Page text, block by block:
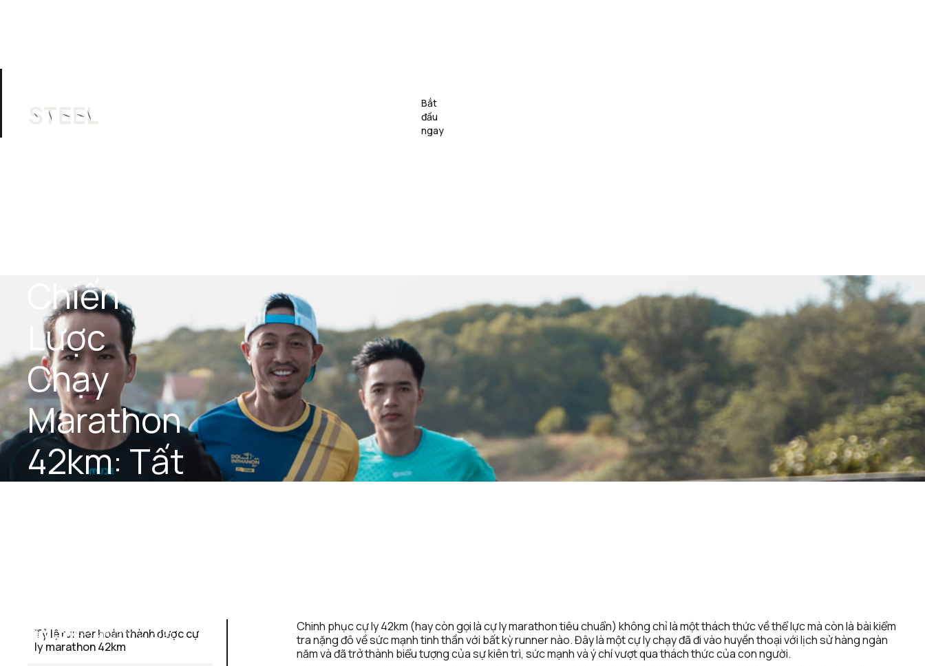
Bắt
đầu
ngay
Chiến
Lược
Chạy
Marathon
42km: Tất
Lâm Long January 12, 2025
Tỷ lệ runner hoàn thành được cự
ly marathon 42km
Chinh phục cự ly 42km (hay còn gọi là cự ly marathon tiêu chuẩn) không chỉ là một thách thức về thể lực mà còn là bài kiểm
tra nặng đô về sức mạnh tinh thần với bất kỳ runner nào. Đây là một cự ly chạy đã đi vào huyền thoại với lịch sử hàng ngàn
năm và đã trở thành biểu tượng của sự kiên trì, sức mạnh và ý chí vượt qua thách thức của con người.